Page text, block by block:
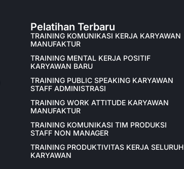
Pelatihan Terbaru
TRAINING KOMUNIKASI KERJA KARYAWAN
MANUFAKTUR
TRAINING MENTAL KERJA POSITIF
KARYAWAN BARU
TRAINING PUBLIC SPEAKING KARYAWAN
STAFF ADMINISTRASI
TRAINING WORK ATTITUDE KARYAWAN
MANUFAKTUR
TRAINING KOMUNIKASI TIM PRODUKSI
STAFF NON MANAGER
TRAINING PRODUKTIVITAS KERJA SELURUH
KARYAWAN